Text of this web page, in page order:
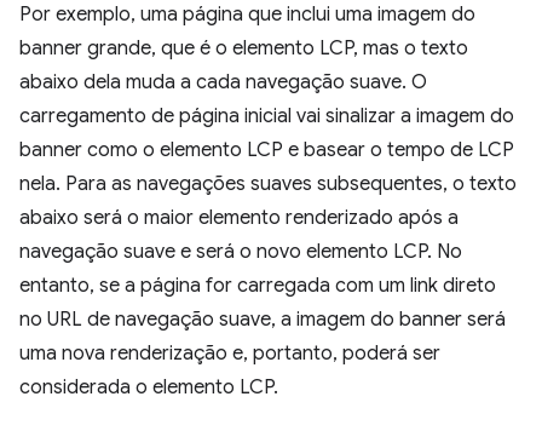
Por exemplo, uma página que inclui uma imagem do
banner grande, que é o elemento LCP, mas o texto
abaixo dela muda a cada navegação suave. O
carregamento de página inicial vai sinalizar a imagem do
banner como o elemento LCP e basear o tempo de LCP
nela. Para as navegações suaves subsequentes, o texto
abaixo será o maior elemento renderizado após a
navegação suave e será o novo elemento LCP. No
entanto, se a página for carregada com um link direto
no URL de navegação suave, a imagem do banner será
uma nova renderização e, portanto, poderá ser
considerada o elemento LCP.